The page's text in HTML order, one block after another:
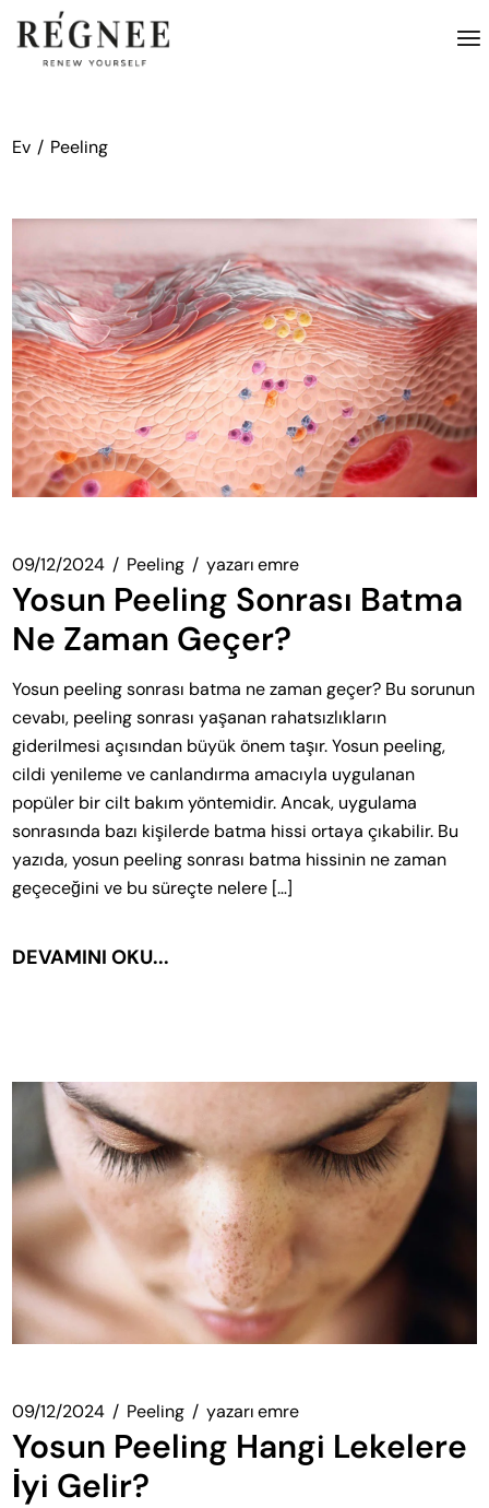
atla
Ev Peeling
09/12/2024 Peeling yazarı emre
Yosun Peeling Sonrası Batma
Ne Zaman Geçer?
Yosun peeling sonrası batma ne zaman geçer? Bu sorunun
cevabı, peeling sonrası yaşanan rahatsızlıkların
giderilmesi açısından büyük önem taşır. Yosun peeling,
cildi yenileme ve canlandırma amacıyla uygulanan
popüler bir cilt bakım yöntemidir. Ancak, uygulama
sonrasında bazı kişilerde batma hissi ortaya çıkabilir. Bu
yazıda, yosun peeling sonrası batma hissinin ne zaman
geçeceğini ve bu süreçte nelere […]
DEVAMINI OKU...
09/12/2024 Peeling yazarı emre
Yosun Peeling Hangi Lekelere
İyi Gelir?